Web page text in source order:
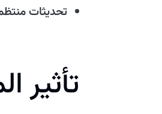
تحديثات
تأثير